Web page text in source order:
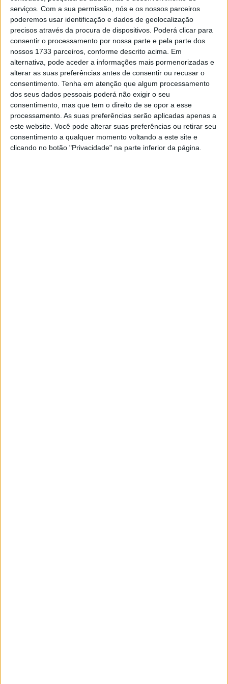
serviços. Com a sua permissão, nós e os nossos parceiros
poderemos usar identificação e dados de geolocalização
precisos através da procura de dispositivos. Poderá clicar para
consentir o processamento por nossa parte e pela parte dos
nossos 1733 parceiros, conforme descrito acima. Em
alternativa, pode aceder a informações mais pormenorizadas e
alterar as suas preferências antes de consentir ou recusar o
consentimento. Tenha em atenção que algum processamento
dos seus dados pessoais poderá não exigir o seu
consentimento, mas que tem o direito de se opor a esse
processamento. As suas preferências serão aplicadas apenas a
este website. Você pode alterar suas preferências ou retirar seu
consentimento a qualquer momento voltando a este site e
clicando no botão "Privacidade" na parte inferior da página.
Trata-se de uma pequena cruiser. O logo da Harley-
Davidson pode ser encontrado em ambos os lados do